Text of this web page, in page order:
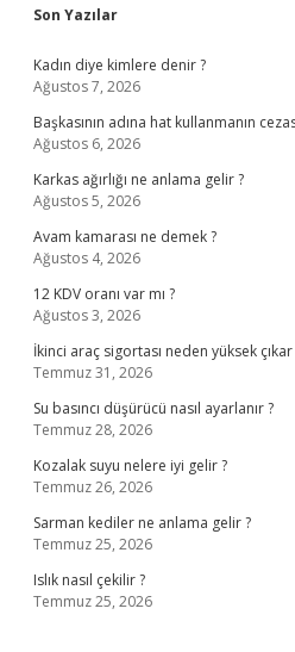
Sidebar
Son Yazılar
Kadın diye kimlere denir ?
Ağustos 7, 2026
Başkasının adına hat kullanmanın
Ağustos 6, 2026
Karkas ağırlığı ne anlama gelir ?
Ağustos 5, 2026
Avam kamarası ne demek ?
Ağustos 4, 2026
12 KDV oranı var mı ?
Ağustos 3, 2026
İkinci araç sigortası neden yüksek çıkar
Temmuz 31, 2026
Su basıncı düşürücü nasıl ayarlanır ?
Temmuz 28, 2026
Kozalak suyu nelere iyi gelir ?
Temmuz 26, 2026
Sarman kediler ne anlama gelir ?
Temmuz 25, 2026
Islık nasıl çekilir ?
Temmuz 25, 2026